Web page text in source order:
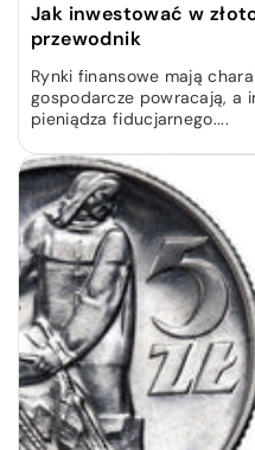
Jak inwestować w
przewodnik
Rynki finansowe mają
gospodarcze powracają, a
pieniądza fiducjarnego....